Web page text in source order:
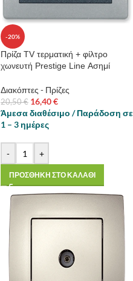
-20%
Πρίζα TV τερματική + φίλτρο
χωνευτή Prestige Line Ασημί
Διακόπτες - Πρίζες
20,50€ 16,40€
Άμεσα διαθέσιμο / Παράδοση σε
1 – 3 ημέρες
- +
ΠΡΟΣΘΗΚΗ ΣΤΟ ΚΑΛΑΘΙ